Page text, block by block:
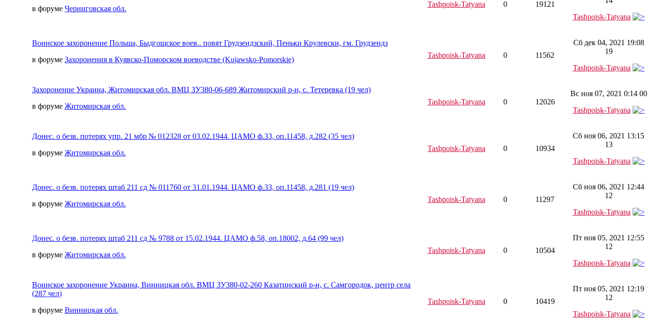
в форуме Черниговская обл.
Tashpoisk-Tatyana 0 19121
Tashpoisk-Tatyana
Воинское захоронение Польша, Быдгощское воев.. повят Грудзендзский, Пеньки Крулевски, гм. Грудзендз
в форуме Захоронения в Куявско-Поморском воеводстве (Kujawsko-Pomorskie)
Tashpoisk-Tatyana 0 11562
Сб дек 04, 2021 19:08
19
Tashpoisk-Tatyana
Захоронение Украина, Житомирская обл. ВМЦ ЗУ380-06-689 Житомирский р-н, с. Тетеревка (19 чел)
в форуме Житомирская обл.
Tashpoisk-Tatyana 0 12026
Вс ноя 07, 2021 0:14 00
Tashpoisk-Tatyana
Донес. о безв. потерях упр. 21 мбр № 012328 от 03.02.1944. ЦАМО ф.33, оп.11458, д.282 (35 чел)
в форуме Житомирская обл.
Tashpoisk-Tatyana 0 10934
Сб ноя 06, 2021 13:15
13
Tashpoisk-Tatyana
Донес. о безв. потерях штаб 211 сд № 011760 от 31.01.1944. ЦАМО ф.33, оп.11458, д.281 (19 чел)
в форуме Житомирская обл.
Tashpoisk-Tatyana 0 11297
Сб ноя 06, 2021 12:44
12
Tashpoisk-Tatyana
Донес. о безв. потерях штаб 211 сд № 9788 от 15.02.1944. ЦАМО ф.58, оп.18002, д.64 (99 чел)
в форуме Житомирская обл.
Tashpoisk-Tatyana 0 10504
Пт ноя 05, 2021 12:55
12
Tashpoisk-Tatyana
Воинское захоронение Украина, Винницкая обл. ВМЦ ЗУ380-02-260 Казатинский р-н, с. Самгородок, центр села
(287 чел)
в форуме Винницкая обл.
Tashpoisk-Tatyana 0 10419
Пт ноя 05, 2021 12:19
12
Tashpoisk-Tatyana